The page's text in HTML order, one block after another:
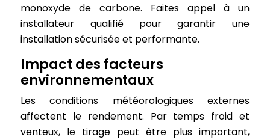
monoxyde de carbone. Faites appel à un
installateur qualifié pour garantir une
installation sécurisée et performante.
Impact des facteurs
environnementaux
Les conditions météorologiques externes
affectent le rendement. Par temps froid et
venteux, le tirage peut être plus important,